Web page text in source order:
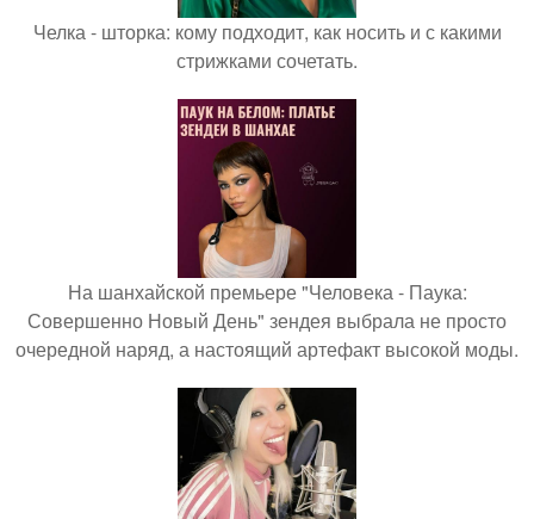
Челка - шторка: кому подходит, как носить и с какими
стрижками сочетать.
На шанхайской премьере "Человека - Паука:
Совершенно Новый День" зендея выбрала не просто
очередной наряд, а настоящий артефакт высокой моды.